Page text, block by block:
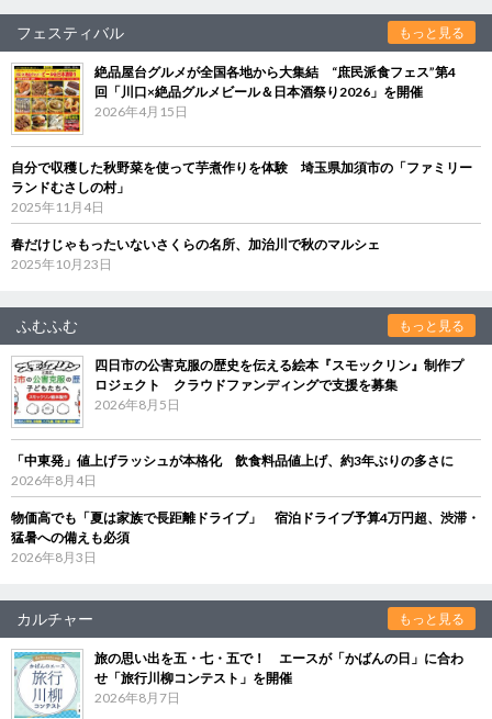
フェスティバル もっと見る
絶品屋台グルメが全国各地から大集結 “庶民派食フェス”第4
回「川口×絶品グルメビール＆日本酒祭り2026」を開催
2026年4月15日
自分で収穫した秋野菜を使って芋煮作りを体験 埼玉県加須市の「ファミリー
ランドむさしの村」
2025年11月4日
春だけじゃもったいないさくらの名所、加治川で秋のマルシェ
2025年10月23日
ふむふむ もっと見る
四日市の公害克服の歴史を伝える絵本『スモックリン』制作プ
ロジェクト クラウドファンディングで支援を募集
2026年8月5日
「中東発」値上げラッシュが本格化 飲食料品値上げ、約3年ぶりの多さに
2026年8月4日
物価高でも「夏は家族で長距離ドライブ」 宿泊ドライブ予算4万円超、渋滞・
猛暑への備えも必須
2026年8月3日
カルチャー もっと見る
旅の思い出を五・七・五で！ エースが「かばんの日」に合わ
せ「旅行川柳コンテスト」を開催
2026年8月7日